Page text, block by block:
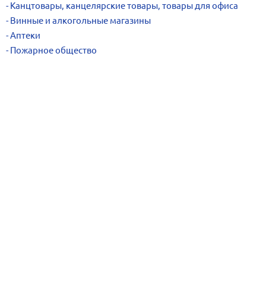
Канцтовары, канцелярские товары, товары для офиса
Винные и алкогольные магазины
Аптеки
Пожарное общество